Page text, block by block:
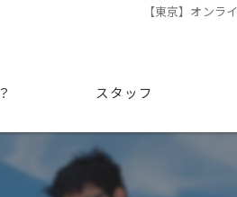
【東京】オン
スタッフ